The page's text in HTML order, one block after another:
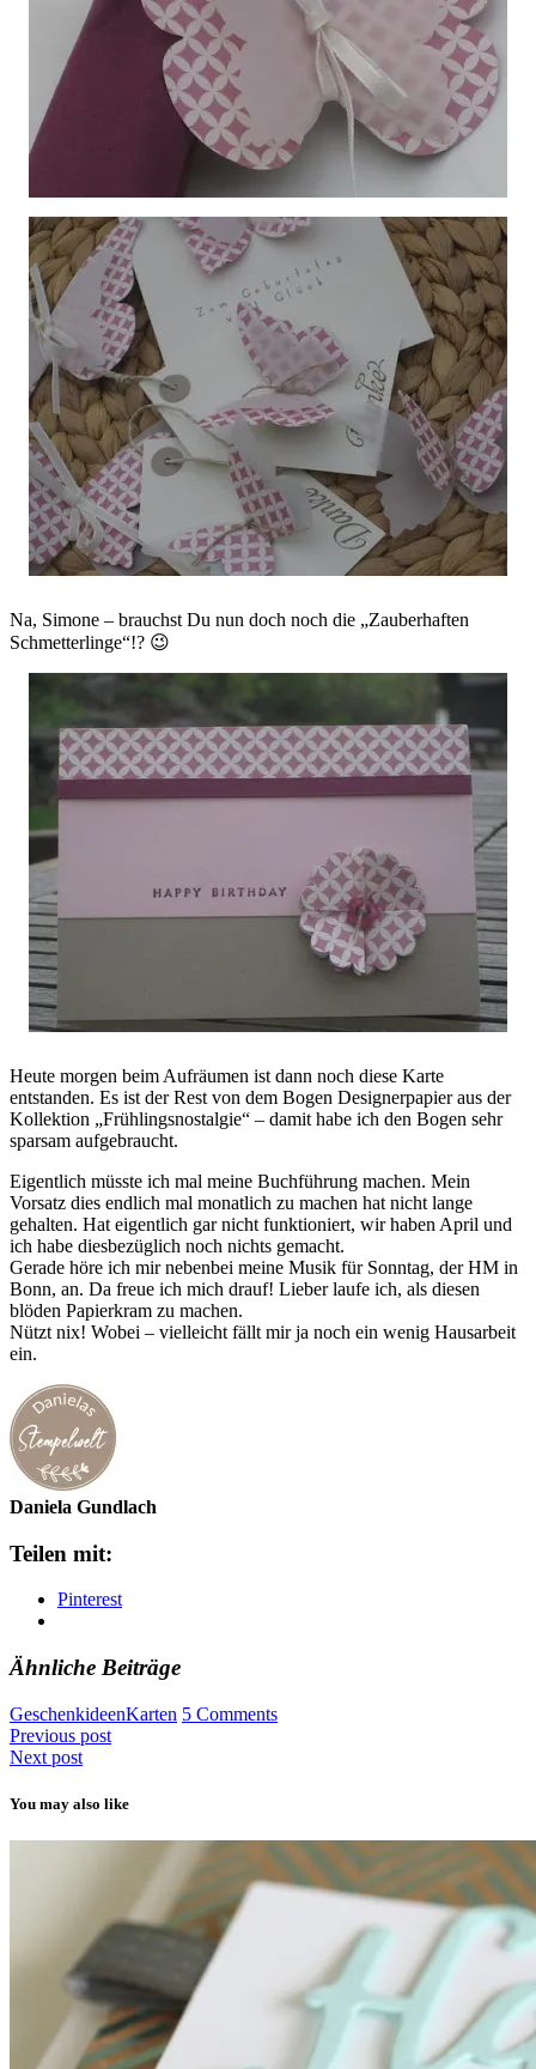
Na, Simone – brauchst Du nun doch noch die „Zauberhaften
Schmetterlinge“!? 😉
Heute morgen beim Aufräumen ist dann noch diese Karte
entstanden. Es ist der Rest von dem Bogen Designerpapier aus der
Kollektion „Frühlingsnostalgie“ – damit habe ich den Bogen sehr
sparsam aufgebraucht.
Eigentlich müsste ich mal meine Buchführung machen. Mein
Vorsatz dies endlich mal monatlich zu machen hat nicht lange
gehalten. Hat eigentlich gar nicht funktioniert, wir haben April und
ich habe diesbezüglich noch nichts gemacht.
Gerade höre ich mir nebenbei meine Musik für Sonntag, der HM in
Bonn, an. Da freue ich mich drauf! Lieber laufe ich, als diesen
blöden Papierkram zu machen.
Nützt nix! Wobei – vielleicht fällt mir ja noch ein wenig Hausarbeit
ein.
Daniela Gundlach
Teilen mit:
Pinterest
Ähnliche Beiträge
GeschenkideenKarten 5 Comments
Previous post
Next post
You may also like